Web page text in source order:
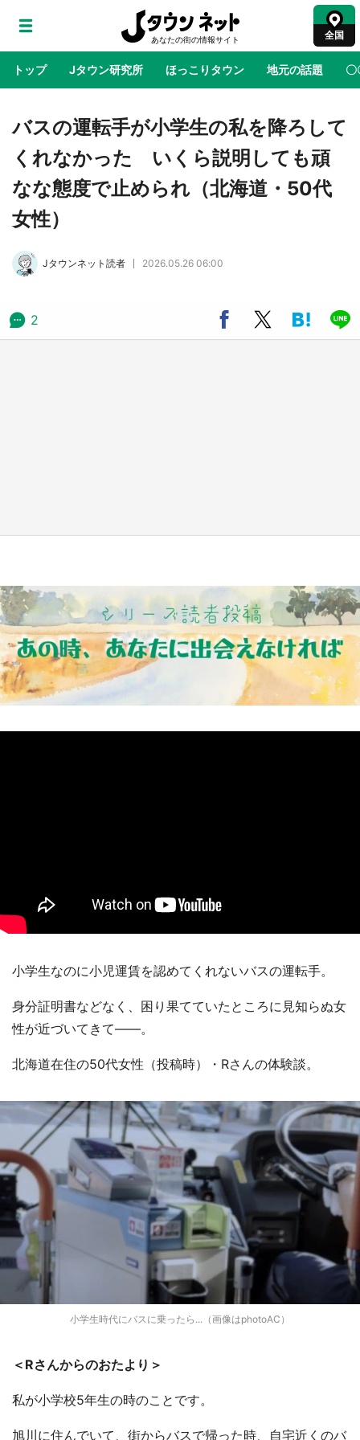
全国
トップ Jタウン研究所 ほっこりタウン 地元の話題 〇
地域×二次元 絶景 あの時はありがとう 物語がはじ
ラプラス・ダークネスが栃木県を征服！？ 県
公式プロモ動画で「聖地」が生産されてます
む 六本木ヒルズ展望台でコラボ、本邦初公開
日向翔陽＆影山飛雄が笹かまを食べる！ アニ
メ『ハイキュー！！』×老舗「鐘崎」コラボで
バスの運転手が小学生の私を降ろして
くれなかった いくら説明しても頑
なな態度で止められ（北海道・50代
女性）
Jタウンネット読者 2026.05.26 06:00
2
小学生なのに小児運賃を認めてくれないバスの運転手。
身分証明書などなく、困り果てていたところに見知らぬ女
性が近づいてきて――。
北海道在住の50代女性（投稿時）・Rさんの体験談。
小学生時代にバスに乗ったら...（画像はphotoAC）
＜Rさんからのおたより＞
私が小学校5年生の時のことです。
旭川に住んでいて、街からバスで帰った時、自宅近くのバ